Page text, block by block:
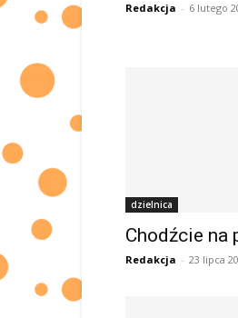
Redakcja - 6 lutego
dzielnica
Chodźcie na
Redakcja - 23 lipca